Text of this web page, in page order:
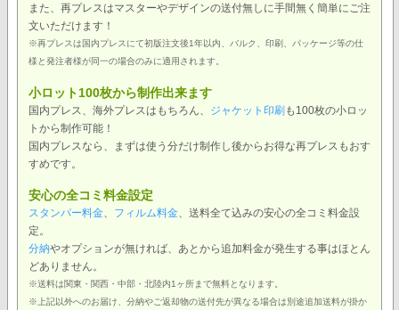
また、再プレスはマスターやデザインの送付無しに手間無く簡単にご注
文いただけます！
※再プレスは国内プレスにて初版注文後1年以内、バルク、印刷、パッケージ等の仕
様と発注者様が同一の場合のみに適用されます。
小ロット100枚から制作出来ます
国内プレス、海外プレスはもちろん、 ジャケット印刷 も100枚の小ロッ
トから制作可能！
国内プレスなら、まずは使う分だけ制作し後からお得な再プレスもおす
すめです。
安心の全コミ料金設定
スタンパー料金、 フィルム料金、送料全て込みの安心の全コミ料金設
定。
分納やオプションが無ければ、あとから追加料金が発生する事はほとん
どありません。
※送料は関東・関西・中部・北陸内1ヶ所まで無料となります。
※上記以外へのお届け、分納やご返却物の送付先が異なる場合は別途追加送料が掛か